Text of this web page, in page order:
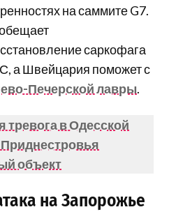
на саммите G7.
саркофага
а Швейцария поможет с
Печерской лавры.
тревога в Одесской
объект
на Запорожье